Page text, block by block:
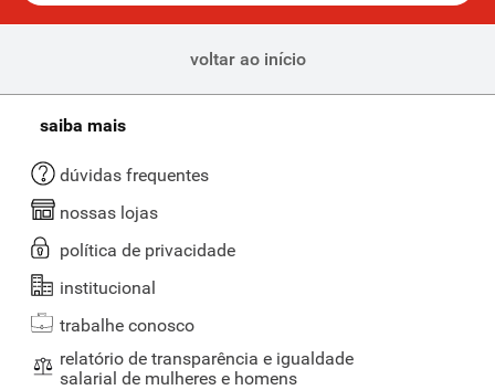
voltar ao início
saiba mais
dúvidas frequentes
nossas lojas
política de privacidade
institucional
trabalhe conosco
relatório de transparência e igualdade
salarial de mulheres e homens